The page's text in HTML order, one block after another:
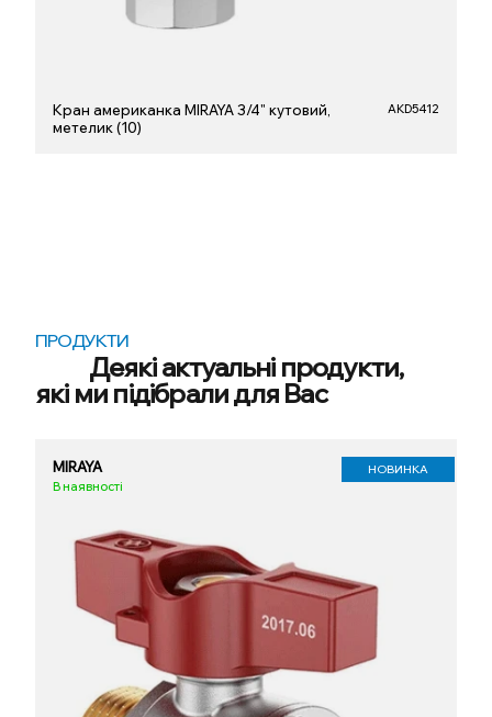
Кран американка MIRAYA 3/4" кутовий,
метелик (10)
AKD5412
ПРОДУКТИ
Деякі актуальні продукти,
які ми підібрали для Вас
MIRAYA
В наявності
НОВИНКА